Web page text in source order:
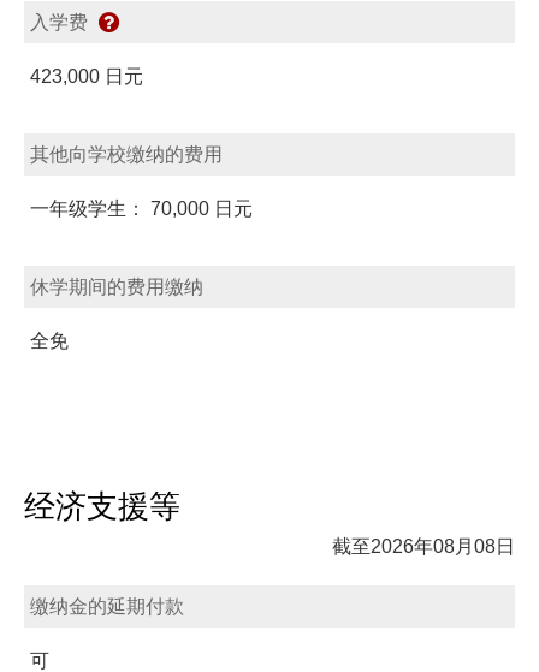
入学费
423,000 日元
其他向学校缴纳的费用
一年级学生： 70,000 日元
休学期间的费用缴纳
全免
经济支援等
截至2026年08月08日
缴纳金的延期付款
可